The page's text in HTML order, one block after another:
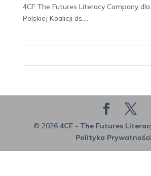
4CF The Futures Literacy Company
Polskiej Koalicji ds....
© 2026 4CF - The Futures
Polityka Prywatności